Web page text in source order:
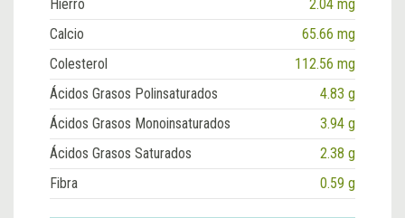
Hierro
2.04 mg
Calcio
65.66 mg
Colesterol
112.56 mg
Ácidos Grasos Polinsaturados
4.83 g
Ácidos Grasos Monoinsaturados
3.94 g
Ácidos Grasos Saturados
2.38 g
Fibra
0.59 g